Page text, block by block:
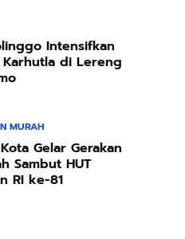
Intensifkan
di Lereng
MURAH
Gelar Gerakan
Sambut HUT
RI ke-81